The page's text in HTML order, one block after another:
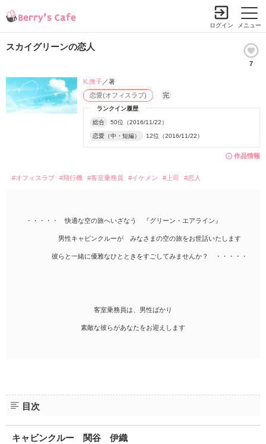
メニュー
ログイン
スカイグリーンの恋人
7
作品情報
ランクイン履歴
総合 50位（2016/11/22）
恋愛（中・短編） 12位（2016/11/22）
恋愛(オフィスラブ) 完
K.撫子／著
#オフィスラブ #飛行機 #客室乗務員 #イケメン #上司 #恋人
・・・・・ 快適な空の旅へいざなう 『グリーン・エアライン』
男性キャビンクルーが みなさまの空の旅をお世話いたします
彼らと一緒に優雅なひとときをすごしてみませんか？ ・・・・・
客室乗務員は、男性ばかり
素敵な彼らがあなたをお迎えします
目次
キャビンクルー 関谷 伊織